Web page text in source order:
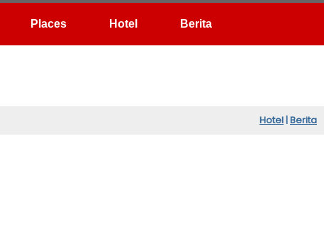
Hotel Berita
Hotel|Berita